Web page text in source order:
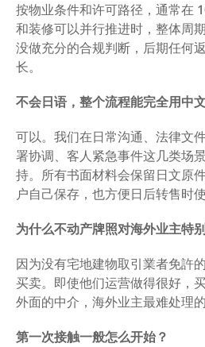
按物业条件和许可路径，通常在
和装修可以并行推进时，整体周
没做充分的合规判断，后期任何
长。
不会日语，整个流程能完全用中
可以。我们在日常沟通、法律文
署协调、客人紧急事件这几类场
持。所有书面材料会保留日文原
户自己保存，也方便日后转售时使
为什么不动产牌照对海外业主特
因为没有宅地建物取引業者免許
买卖。即使他们运营做得很好，
外面的中介，海外业主最难处理
第一次接触一般怎么开始？